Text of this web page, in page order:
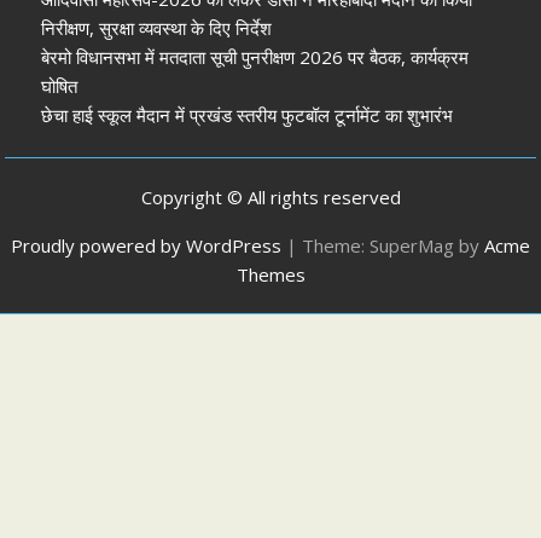
निरीक्षण, सुरक्षा व्यवस्था के दिए निर्देश
बेरमो विधानसभा में मतदाता सूची पुनरीक्षण 2026 पर बैठक, कार्यक्रम
घोषित
छेचा हाई स्कूल मैदान में प्रखंड स्तरीय फुटबॉल टूर्नामेंट का शुभारंभ
Copyright © All rights reserved
Proudly powered by WordPress | Theme: SuperMag by Acme
Themes